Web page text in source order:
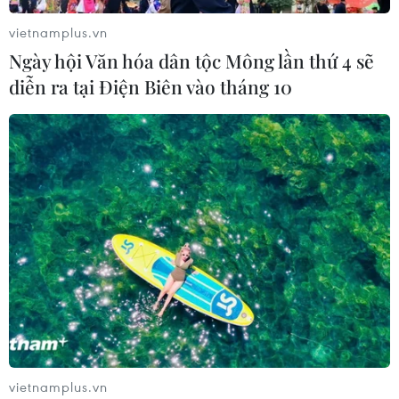
Vụ chuyên Tuyên Quang: Thu hồi,
hủy bỏ giấy chứng nhận kết quả thi
đã cấp
06/08/2026 13:55
Khuyến khích các cơ sở giáo dục đại
học cạnh tranh bằng chất lượng
06/08/2026 13:41
Cần Thơ xem xét đề xuất xây dựng Tổ
hợp Giáo dục-Đào tạo 636 tỷ đồng
06/08/2026 13:24
vietnamplus.vn
Ngày hội Văn hóa dân tộc Mông lần thứ 4 sẽ
diễn ra tại Điện Biên vào tháng 10
vietnamplus.vn